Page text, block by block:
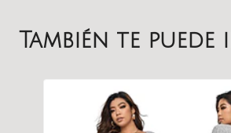
También te